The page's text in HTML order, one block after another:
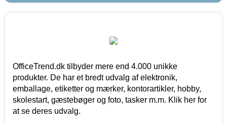
OfficeTrend.dk tilbyder mere end 4.000 unikke
produkter. De har et bredt udvalg af elektronik,
emballage, etiketter og mærker, kontorartikler, hobby,
skolestart, gæstebøger og foto, tasker m.m. Klik her for
at se deres udvalg.